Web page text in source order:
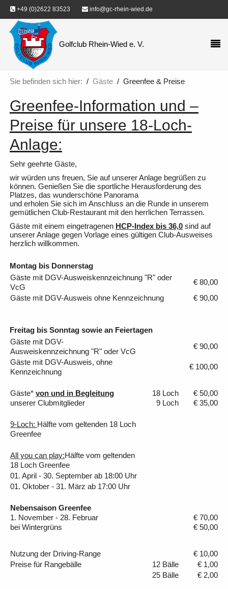
+49 (0)2622 83523 info@gc-rhein-wied.de
Golfclub Rhein-Wied e. V.
Sie befinden sich hier: Gäste Greenfee & Preise
Greenfee-Information und –
Preise für unsere 18-Loch-
Anlage:
Sehr geehrte Gäste,
wir würden uns freuen, Sie auf unserer Anlage begrüßen zu
können. Genießen Sie die sportliche Herausforderung des
Platzes, das wunderschöne Panorama
und erholen Sie sich im Anschluss an die Runde in unserem
gemütlichen Club-Restaurant mit den herrlichen Terrassen.
Gäste mit einem eingetragenen HCP-Index bis 36,0sind auf
unserer Anlage gegen Vorlage eines gültigen Club-Ausweises
herzlich willkommen.
Montag bis Donnerstag
Gäste mit DGV-Ausweiskennzeichnung "R" oder
VcG
€ 80,00
Gäste mit DGV-Ausweis ohne Kennzeichnung
€ 90,00
Freitag bis Sonntag sowie an Feiertagen
Gäste mit DGV-
Ausweiskennzeichnung "R" oder VcG
€ 90,00
Gäste mit DGV-Ausweis, ohne
Kennzeichnung
€ 100,00
Gäste* von und in Begleitung
unserer Clubmitglieder
18 Loch
9 Loch
€ 50,00
€ 35,00
9-Loch: Hälfte vom geltenden 18 Loch
Greenfee
All you can play:Hälfte vom geltenden
18 Loch Greenfee
01. April - 30. September ab 18:00 Uhr
01. Oktober - 31. März ab 17:00 Uhr
Nebensaison Greenfee
1. November - 28. Februar
bei Wintergrüns
€ 70,00
€ 50,00
Nutzung der Driving-Range
€ 10,00
Preise für Rangebälle
12 Bälle
€ 1,00
25 Bälle
€ 2,00